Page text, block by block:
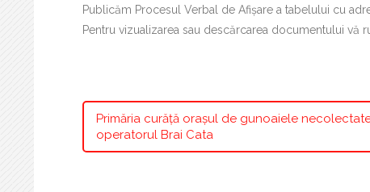
Publicăm Procesul Verbal de Afișare a tabelului cu
Pentru vizualizarea sau descărcarea documentului vă
Primăria curăță orașul de gunoaiele
operatorul Brai Cata